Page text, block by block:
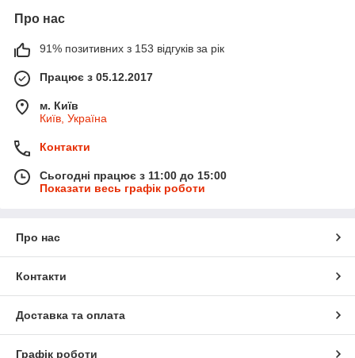
Про нас
91% позитивних з 153 відгуків за рік
Працює з 05.12.2017
м. Київ
Київ, Україна
Контакти
Сьогодні працює з 11:00 до 15:00
Показати весь графік роботи
Про нас
Контакти
Доставка та оплата
Графік роботи